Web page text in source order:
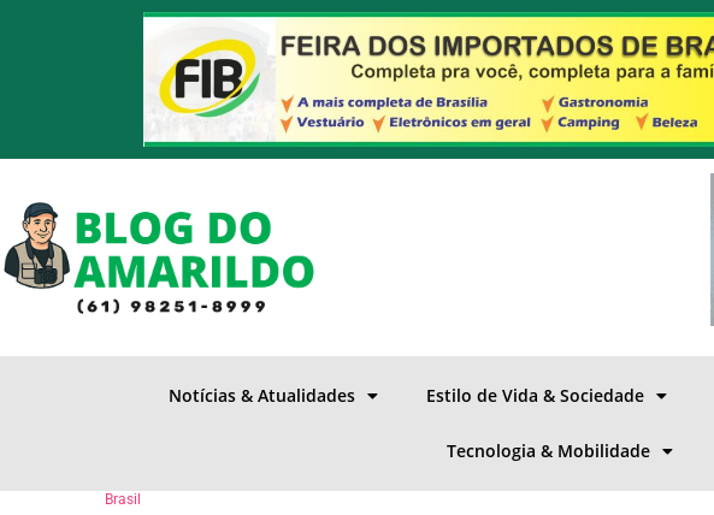
Notícias & Atualidades Estilo de Vida & Sociedade
Tecnologia & Mobilidade
Brasil